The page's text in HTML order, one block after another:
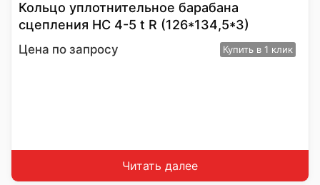
Кольцо уплотнительное барабана
сцепления HC 4-5 t R (126*134,5*3)
Цена по запросу Купить в 1 клик
Читать далее